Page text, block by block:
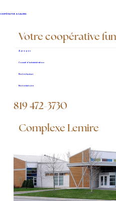
COOPÉRATIVE & SALONS
Votre coopérative
À propos
Conseil d’administration
Notre équipe
Notre histoire
819 472-3730
Complexe Lemire
Porteur(euse)
Aucun
recherche